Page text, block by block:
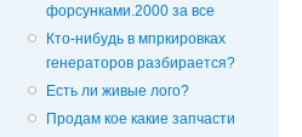
форсунками.2000 за все
Кто-нибудь в мпркировках
генераторов разбирается?
Есть ли живые лого?
Продам кое какие запчасти